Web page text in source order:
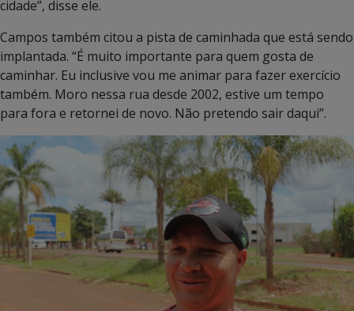
cidade”, disse ele.
Campos também citou a pista de caminhada que está sendo
implantada. “É muito importante para quem gosta de
caminhar. Eu inclusive vou me animar para fazer exercício
também. Moro nessa rua desde 2002, estive um tempo
para fora e retornei de novo. Não pretendo sair daqui”.